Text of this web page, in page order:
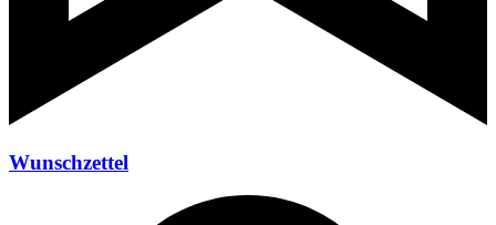
Wunschzettel